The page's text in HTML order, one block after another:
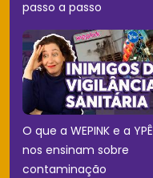
passo a passo
O que a WEPINK e a YPÊ
nos ensinam sobre
contaminação